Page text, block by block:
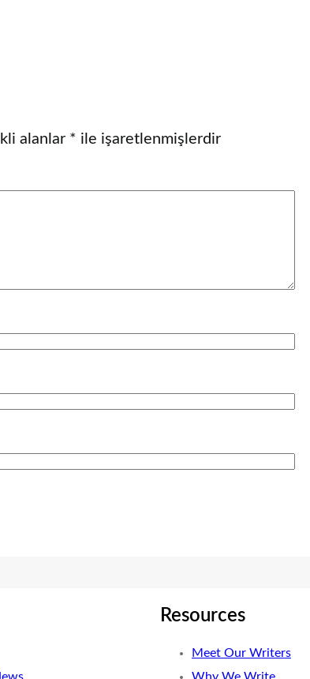
alanlar * ile işaretlenmişlerdir
Resources
Meet Our Writers